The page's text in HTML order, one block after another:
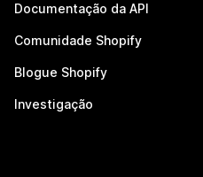
Documentação da API
Comunidade Shopify
Blogue Shopify
Investigação